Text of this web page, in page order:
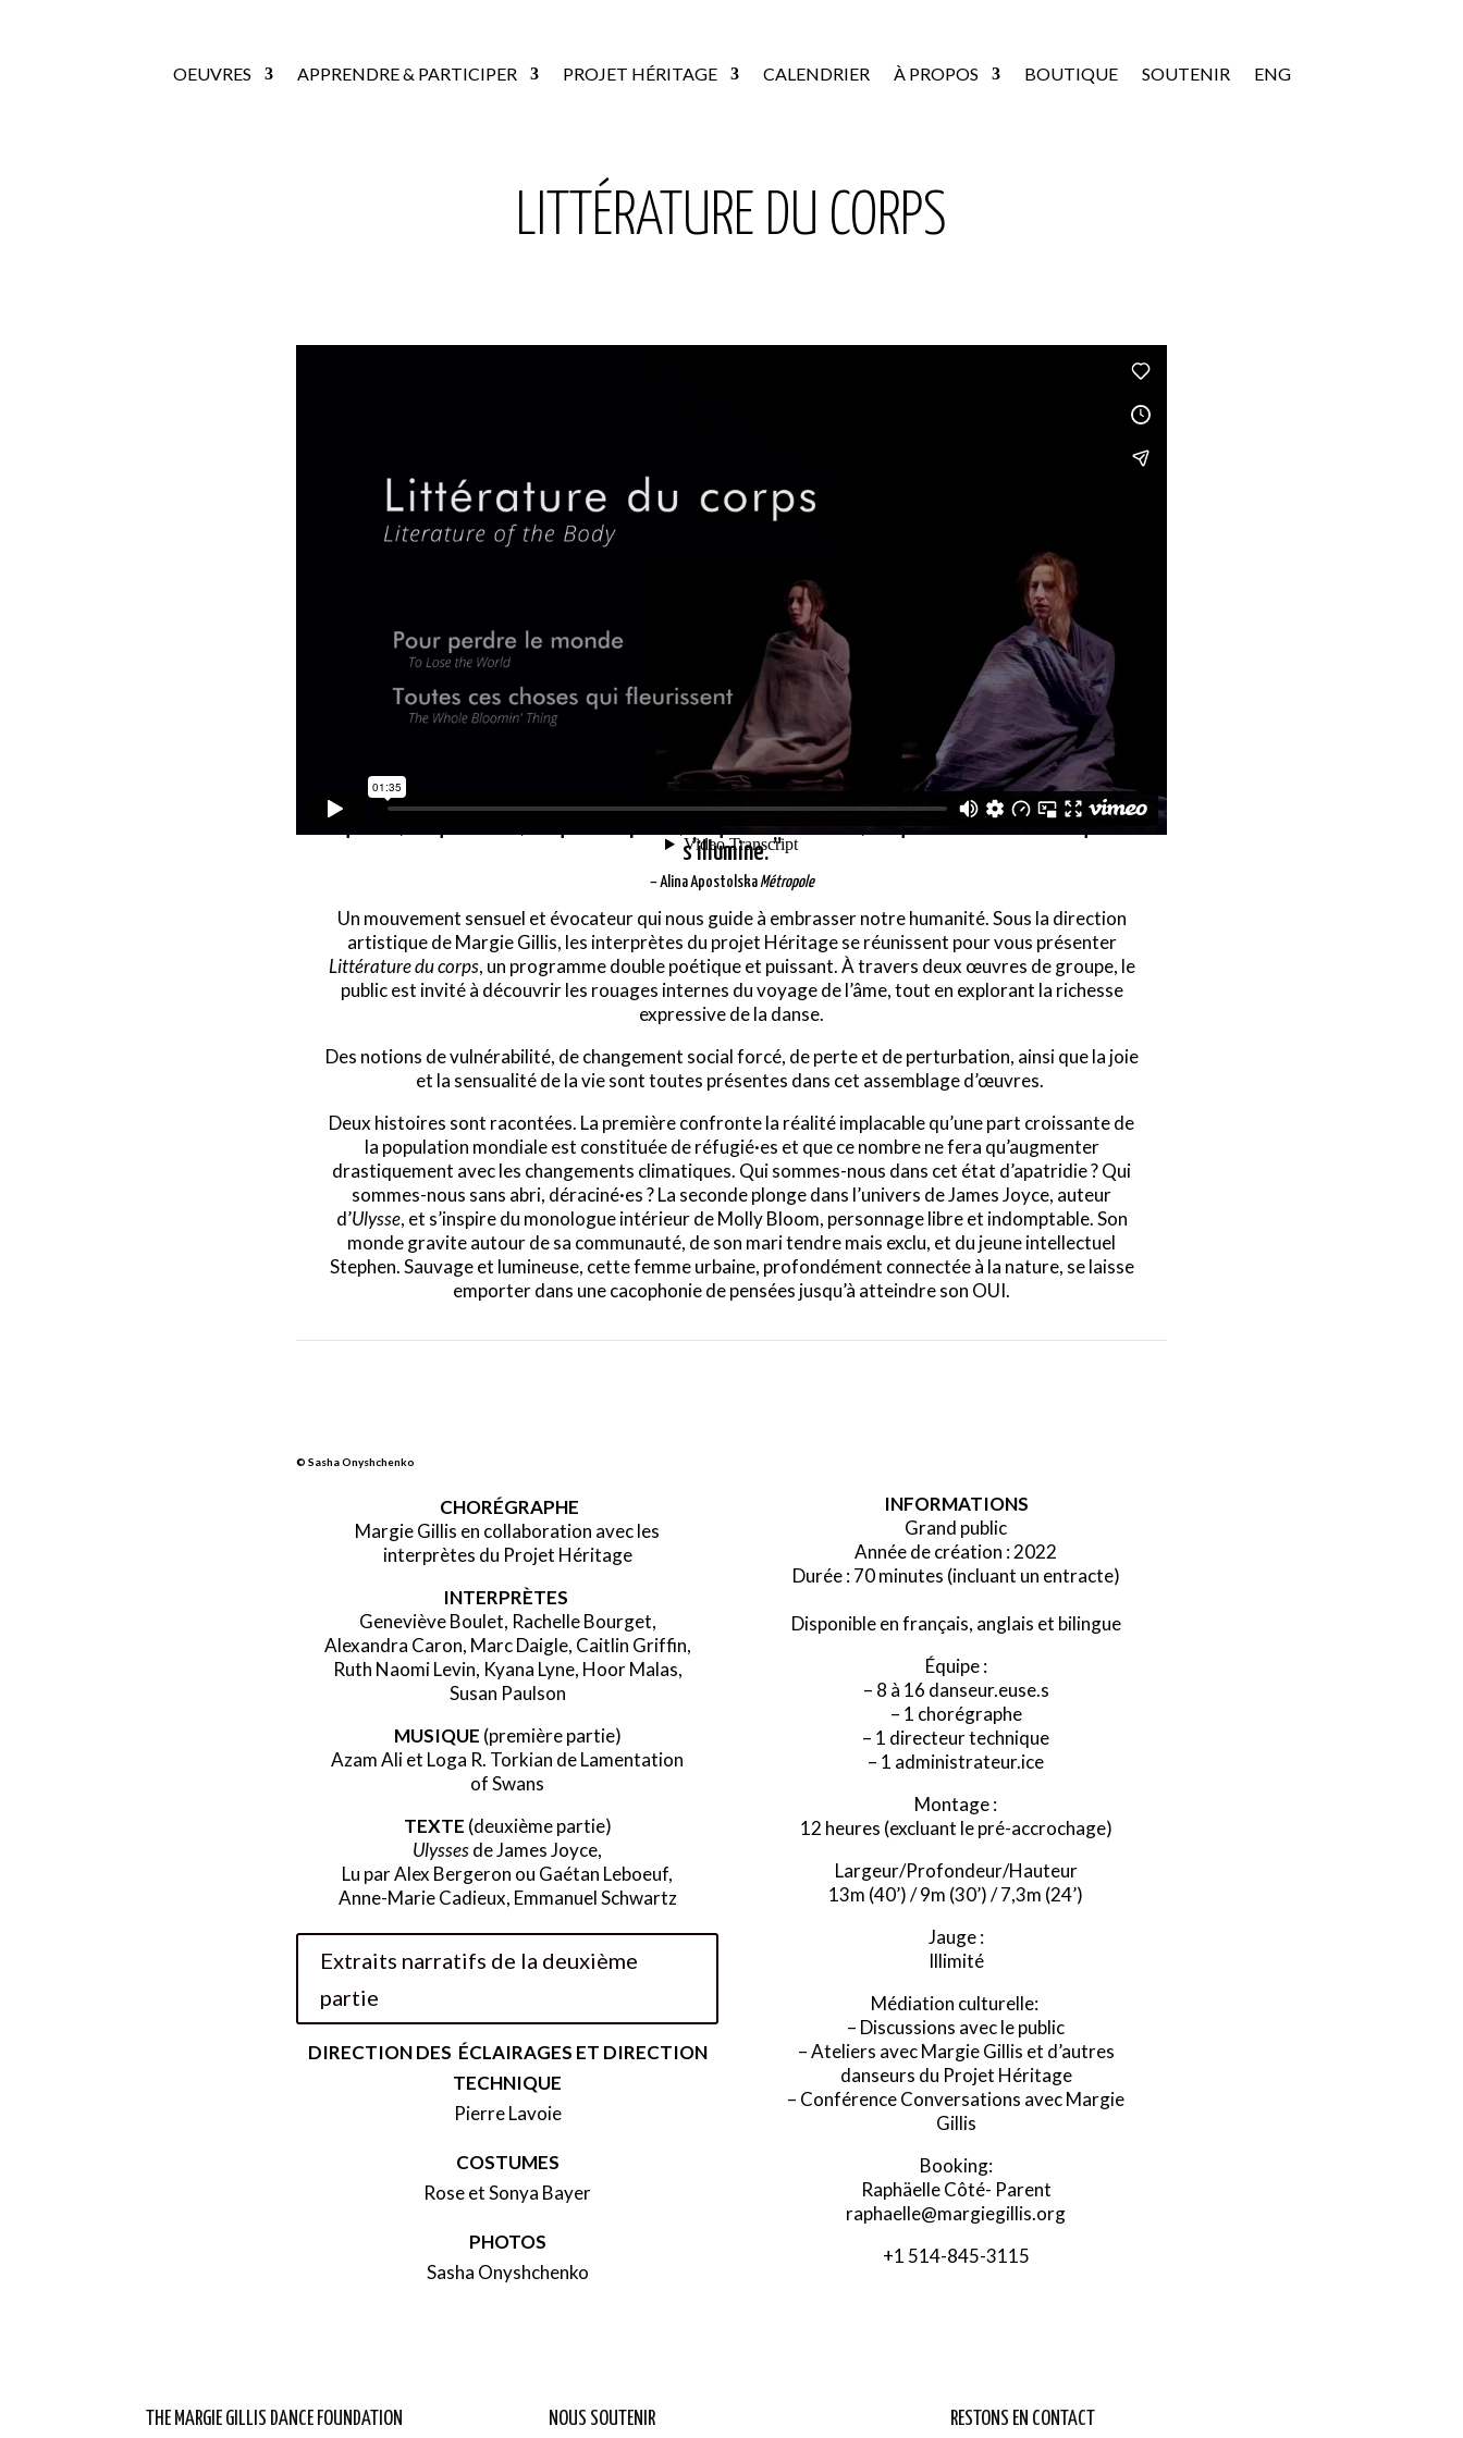
OEUVRES APPRENDRE & PARTICIPER PROJET HÉRITAGE CALENDRIER À PROPOS BOUTIQUE SOUTENIR ENG
LITTÉRATURE DU CORPS
“Car finalement, face à l’exil, quoi d’autre que le corps ? Le corps, notre corps, c’est bien tout ce
qu’on a, où qu’on aille, où qu’on se perde, où qu’on se fourvoie, où qu’on se découvre et qu’on
s’illumine. ”
– Alina Apostolska Métropole
Un mouvement sensuel et évocateur qui nous guide à embrasser notre humanité. Sous la direction
artistique de Margie Gillis, les interprètes du projet Héritage se réunissent pour vous présenter
Littérature du corps, un programme double poétique et puissant. À travers deux œuvres de groupe, le
public est invité à découvrir les rouages internes du voyage de l’âme, tout en explorant la richesse
expressive de la danse.
Des notions de vulnérabilité, de changement social forcé, de perte et de perturbation, ainsi que la joie
et la sensualité de la vie sont toutes présentes dans cet assemblage d’œuvres.
Deux histoires sont racontées. La première confronte la réalité implacable qu’une part croissante de
la population mondiale est constituée de réfugié·es et que ce nombre ne fera qu’augmenter
drastiquement avec les changements climatiques. Qui sommes-nous dans cet état d’apatridie ? Qui
sommes-nous sans abri, déraciné·es ? La seconde plonge dans l’univers de James Joyce, auteur
d’Ulysse, et s’inspire du monologue intérieur de Molly Bloom, personnage libre et indomptable. Son
monde gravite autour de sa communauté, de son mari tendre mais exclu, et du jeune intellectuel
Stephen. Sauvage et lumineuse, cette femme urbaine, profondément connectée à la nature, se laisse
emporter dans une cacophonie de pensées jusqu’à atteindre son OUI.
© Sasha Onyshchenko
CHORÉGRAPHE
Margie Gillis en collaboration avec les
interprètes du Projet Héritage
INTERPRÈTES
Geneviève Boulet, Rachelle Bourget,
Alexandra Caron, Marc Daigle, Caitlin Griffin,
Ruth Naomi Levin, Kyana Lyne, Hoor Malas,
Susan Paulson
MUSIQUE (première partie)
Azam Ali et Loga R. Torkian de Lamentation
of Swans
TEXTE (deuxième partie)
Ulyssesde James Joyce,
Lu par Alex Bergeron ou Gaétan Leboeuf,
Anne-Marie Cadieux, Emmanuel Schwartz
Extraits narratifs de la deuxième
partie
DIRECTION DES ÉCLAIRAGES ET DIRECTION
TECHNIQUE
Pierre Lavoie
COSTUMES
Rose et Sonya Bayer
PHOTOS
Sasha Onyshchenko
INFORMATIONS
Grand public
Année de création : 2022
Durée : 70 minutes (incluant un entracte)
Disponible en français, anglais et bilingue
Équipe :
– 8 à 16 danseur.euse.s
– 1 chorégraphe
– 1 directeur technique
– 1 administrateur.ice
Montage :
12 heures (excluant le pré-accrochage)
Largeur/Profondeur/Hauteur
13m (40’) / 9m (30’) / 7,3m (24’)
Jauge :
Illimité
Médiation culturelle:
– Discussions avec le public
– Ateliers avec Margie Gillis et d’autres
danseurs du Projet Héritage
– ConférenceConversations avec Margie
Gillis
Booking:
Raphäelle Côté- Parent
raphaelle@margiegillis.org
+1 514-845-3115
THE MARGIE GILLIS DANCE FOUNDATION NOUS SOUTENIR RESTONS EN CONTACT